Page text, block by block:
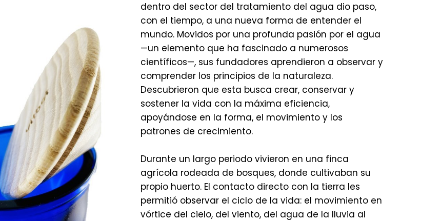
dentro del sector del tratamiento del agua dio paso,
con el tiempo, a una nueva forma de entender el
mundo. Movidos por una profunda pasión por el agua
—un elemento que ha fascinado a numerosos
científicos—, sus fundadores aprendieron a observar y
comprender los principios de la naturaleza.
Descubrieron que esta busca crear, conservar y
sostener la vida con la máxima eficiencia,
apoyándose en la forma, el movimiento y los
patrones de crecimiento.
Durante un largo periodo vivieron en una finca
agrícola rodeada de bosques, donde cultivaban su
propio huerto. El contacto directo con la tierra les
permitió observar el ciclo de la vida: el movimiento en
vórtice del cielo, del viento, del agua de la lluvia al